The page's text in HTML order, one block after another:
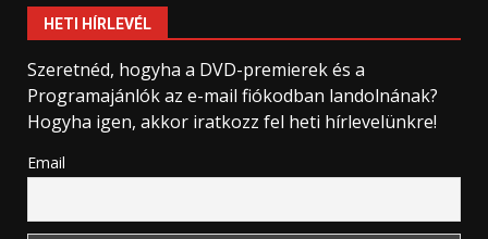
HETI HÍRLEVÉL
Szeretnéd, hogyha a DVD-premierek és a
Programajánlók az e-mail fiókodban landolnának?
Hogyha igen, akkor iratkozz fel heti hírlevelünkre!
Email